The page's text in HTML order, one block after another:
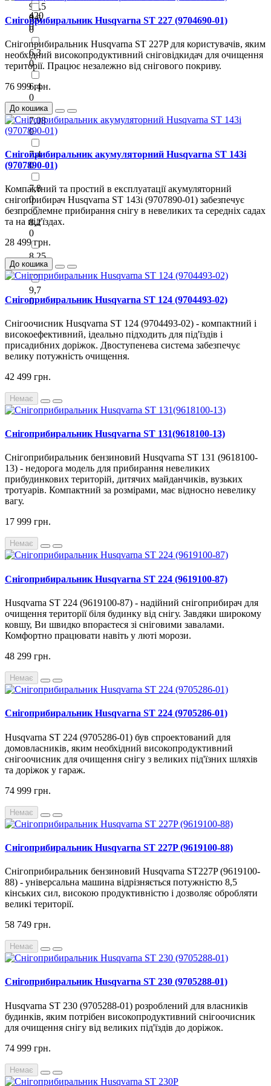
97,5
0
420
0
5,6
0
6,3
0
6,4
0
7,08
0
7,4
0
7,8
0
8,2
0
8,25
0
9,7
0
Снігоприбиральник Husqvarna ST 227 (9704690-01)
Снігоприбиральник Husqvarna ST 227P для користувачів, яким
необхідний високопродуктивний сніговідкидач для очищення
території. Працює незалежно від снігового покриву.
76 999 грн.
До кошика
Снігоприбиральник акумуляторний Husqvarna ST 143i
(9707890-01)
Компактний та простий в експлуатації акумуляторний
снігоприбирач Husqvarna ST 143i (9707890-01) забезпечує
безпроблемне прибирання снігу в невеликих та середніх садах
та на під'їздах.
28 499 грн.
До кошика
Снігоприбиральник Husqvarna ST 124 (9704493-02)
Снігоочисник Husqvarna ST 124 (9704493-02) - компактний і
високоефективний, ідеально підходить для під'їздів і
присадибних доріжок. Двоступенева система забезпечує
велику потужність очищення.
42 499 грн.
Немає
Снігоприбиральник Husqvarna ST 131(9618100-13)
Снігоприбиральник бензиновий Husqvarna ST 131 (9618100-
13) - недорога модель для прибирання невеликих
прибудинкових територій, дитячих майданчиків, вузьких
тротуарів. Компактний за розмірами, має відносно невелику
вагу.
17 999 грн.
Немає
Снігоприбиральник Husqvarna ST 224 (9619100-87)
Husqvarna ST 224 (9619100-87) - надійний снігоприбирач для
очищення території біля будинку від снігу. Завдяки широкому
ковшу, Ви швидко впораєтеся зі сніговими завалами.
Комфортно працювати навіть у люті морози.
48 299 грн.
Немає
Снігоприбиральник Husqvarna ST 224 (9705286-01)
Husqvarna ST 224 (9705286-01) був спроектований для
домовласників, яким необхідний високопродуктивний
снігоочисник для очищення снігу з великих під'їзних шляхів
та доріжок у гараж.
74 999 грн.
Немає
Снігоприбиральник Husqvarna ST 227P (9619100-88)
Снігоприбиральник бензиновий Husqvarna ST227P (9619100-
88) - універсальна машина відрізняється потужністю 8,5
кінських сил, високою продуктивністю і дозволяє обробляти
великі території.
58 749 грн.
Немає
Снігоприбиральник Husqvarna ST 230 (9705288-01)
Husqvarna ST 230 (9705288-01) розроблений для власників
будинків, яким потрібен високопродуктивний снігоочисник
для очищення снігу від великих під'їздів до доріжок.
74 999 грн.
Немає